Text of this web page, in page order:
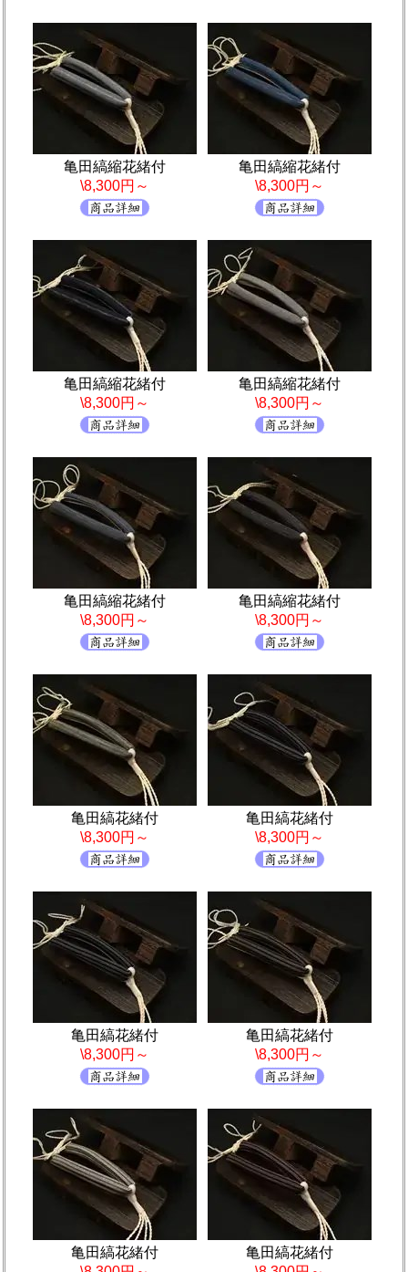
亀田縞縮花緒付
\8,300円～
亀田縞縮花緒付
\8,300円～
亀田縞縮花緒付
\8,300円～
亀田縞縮花緒付
\8,300円～
亀田縞縮花緒付
\8,300円～
亀田縞縮花緒付
\8,300円～
亀田縞花緒付
\8,300円～
亀田縞花緒付
\8,300円～
亀田縞花緒付
\8,300円～
亀田縞花緒付
\8,300円～
亀田縞花緒付
亀田縞花緒付